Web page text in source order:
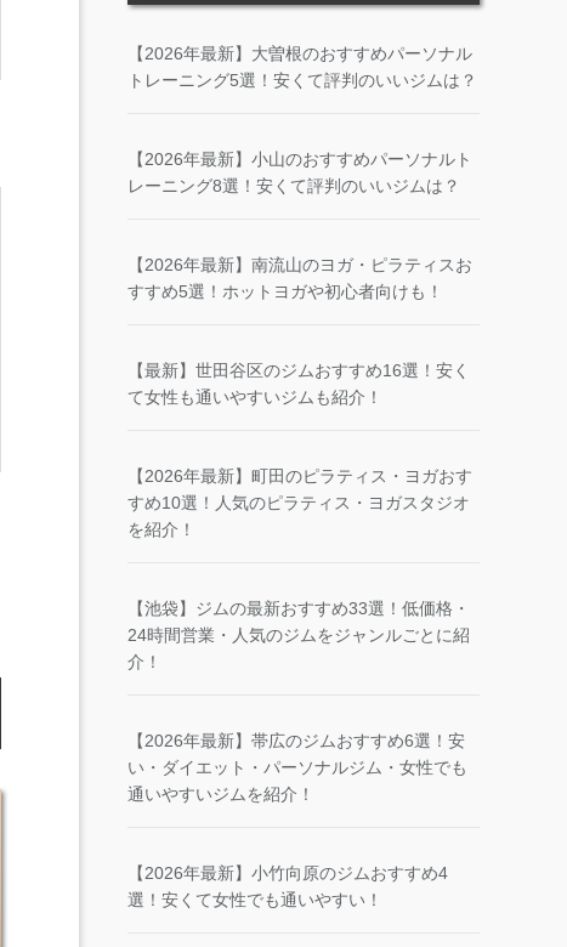
【2026年最新】大曽根のおすすめパーソナル
トレーニング5選！安くて評判のいいジムは？
【2026年最新】小山のおすすめパーソナルト
レーニング8選！安くて評判のいいジムは？
【2026年最新】南流山のヨガ・ピラティスお
すすめ5選！ホットヨガや初心者向けも！
【最新】世田谷区のジムおすすめ16選！安く
て女性も通いやすいジムも紹介！
【2026年最新】町田のピラティス・ヨガおす
すめ10選！人気のピラティス・ヨガスタジオ
を紹介！
【池袋】ジムの最新おすすめ33選！低価格・
24時間営業・人気のジムをジャンルごとに紹
介！
【2026年最新】帯広のジムおすすめ6選！安
い・ダイエット・パーソナルジム・女性でも
通いやすいジムを紹介！
【2026年最新】小竹向原のジムおすすめ4
選！安くて女性でも通いやすい！